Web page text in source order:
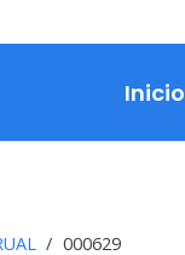
Inicio
/ 000629